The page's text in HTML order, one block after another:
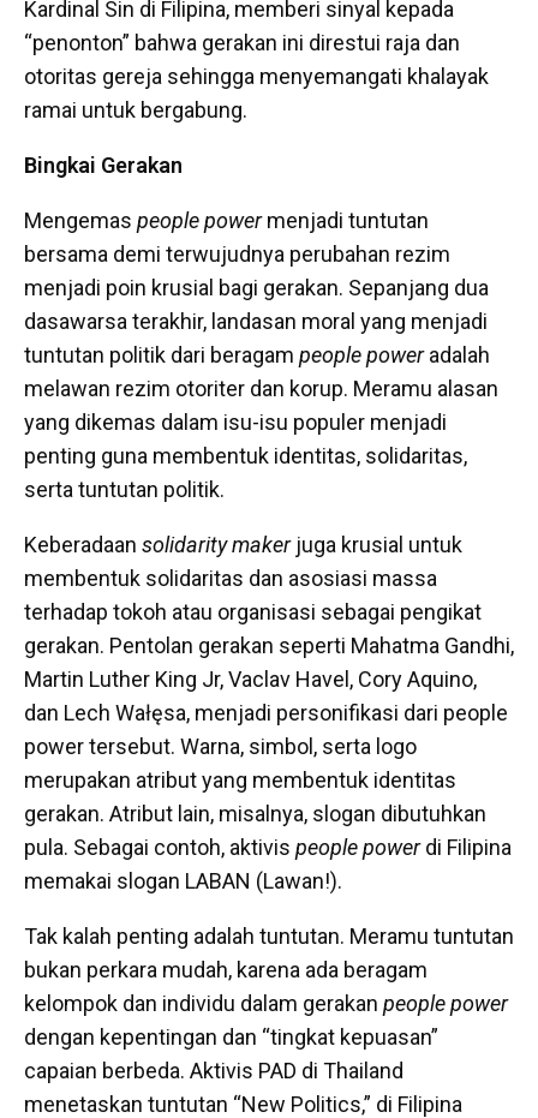
Kardinal Sin di Filipina, memberi sinyal kepada
“penonton” bahwa gerakan ini direstui raja dan
otoritas gereja sehingga menyemangati khalayak
ramai untuk bergabung.
Bingkai Gerakan
Mengemas people powermenjadi tuntutan
bersama demi terwujudnya perubahan rezim
menjadi poin krusial bagi gerakan. Sepanjang dua
dasawarsa terakhir, landasan moral yang menjadi
tuntutan politik dari beragam people poweradalah
melawan rezim otoriter dan korup. Meramu alasan
yang dikemas dalam isu-isu populer menjadi
penting guna membentuk identitas, solidaritas,
serta tuntutan politik.
Keberadaan solidarity makerjuga krusial untuk
membentuk solidaritas dan asosiasi massa
terhadap tokoh atau organisasi sebagai pengikat
gerakan. Pentolan gerakan seperti Mahatma Gandhi,
Martin Luther King Jr, Vaclav Havel, Cory Aquino,
dan Lech Wałęsa, menjadi personifikasi dari people
power tersebut. Warna, simbol, serta logo
merupakan atribut yang membentuk identitas
gerakan. Atribut lain, misalnya, slogan dibutuhkan
pula. Sebagai contoh, aktivis people powerdi Filipina
memakai slogan LABAN (Lawan!).
Tak kalah penting adalah tuntutan. Meramu tuntutan
bukan perkara mudah, karena ada beragam
kelompok dan individu dalam gerakan people power
dengan kepentingan dan “tingkat kepuasan”
capaian berbeda. Aktivis PAD di Thailand
menetaskan tuntutan “New Politics,” di Filipina